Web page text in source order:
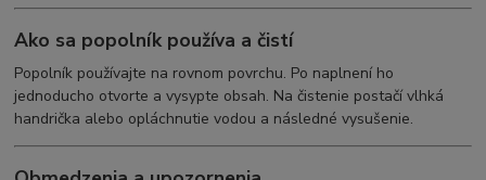
Ako sa popolník používa a čistí
Popolník používajte na rovnom povrchu. Po naplnení ho
jednoducho otvorte a vysypte obsah. Na čistenie postačí vlhká
handrička alebo opláchnutie vodou a následné vysušenie.